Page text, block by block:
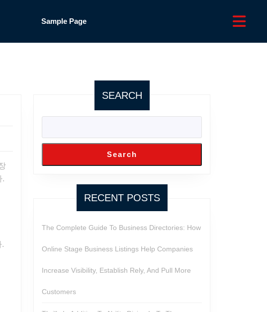
Sample Page
.
.
SEARCH
Search
RECENT POSTS
The Complete Guide To Business Directories: How
Online Stage Business Listings Help Companies
Increase Visibility, Establish Rely, And Pull More
Customers